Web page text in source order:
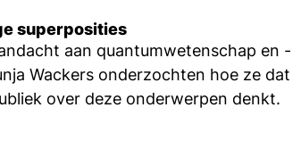
superposities
aan quantumwetenschap en -
Wackers onderzochten hoe ze dat
over deze onderwerpen denkt.